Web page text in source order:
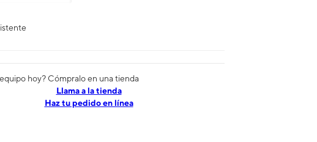
hoy? Cómpralo en una tienda
​​​​​​​Llama a la tienda
Haz tu pedido en línea